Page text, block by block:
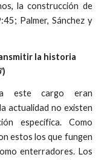
la construcción de
Palmer, Sánchez y
la historia
)
a este cargo eran
actualidad no existen
específica. Como
estos los que fungen
enterradores. Los